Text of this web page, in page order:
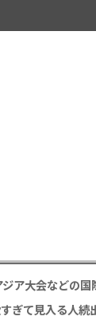
ア大会などの国
ぎて見入る人続